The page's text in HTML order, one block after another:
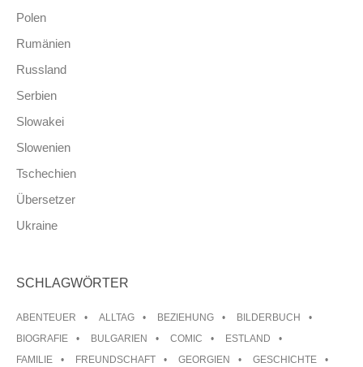
Polen
Rumänien
Russland
Serbien
Slowakei
Slowenien
Tschechien
Übersetzer
Ukraine
SCHLAGWÖRTER
ABENTEUER ALLTAG BEZIEHUNG
BILDERBUCH
BIOGRAFIE
BULGARIEN COMIC
ESTLAND
FAMILIE
FREUNDSCHAFT GEORGIEN
GESCHICHTE